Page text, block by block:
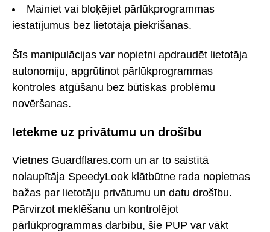
Mainiet vai bloķējiet pārlūkprogrammas
iestatījumus bez lietotāja piekrišanas.
Šīs manipulācijas var nopietni apdraudēt lietotāja
autonomiju, apgrūtinot pārlūkprogrammas
kontroles atgūšanu bez būtiskas problēmu
novēršanas.
Ietekme uz privātumu un drošību
Vietnes Guardflares.com un ar to saistītā
nolaupītāja SpeedyLook klātbūtne rada nopietnas
bažas par lietotāju privātumu un datu drošību.
Pārvirzot meklēšanu un kontrolējot
pārlūkprogrammas darbību, šie PUP var vākt